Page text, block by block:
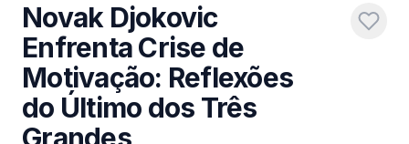
Novak Djokovic
Enfrenta Crise de
Motivação: Reflexões
do Último dos Três